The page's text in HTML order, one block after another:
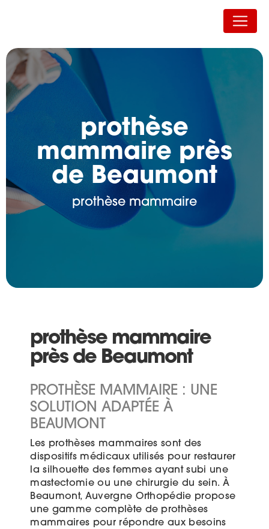
prothèse
mammaire près
de Beaumont
prothèse mammaire
prothèse mammaire
près de Beaumont
PROTHÈSE MAMMAIRE : UNE
SOLUTION ADAPTÉE À
BEAUMONT
Les prothèses mammaires sont des
dispositifs médicaux utilisés pour restaurer
la silhouette des femmes ayant subi une
mastectomie ou une chirurgie du sein. À
Beaumont, Auvergne Orthopédie propose
une gamme complète de prothèses
mammaires pour répondre aux besoins